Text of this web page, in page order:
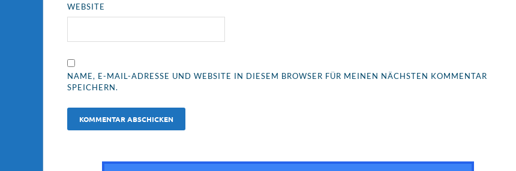
WEBSITE
NAME, E-MAIL-ADRESSE UND WEBSITE IN DIESEM BROWSER FÜR MEINEN NÄCHSTEN KOMMENTAR
SPEICHERN.